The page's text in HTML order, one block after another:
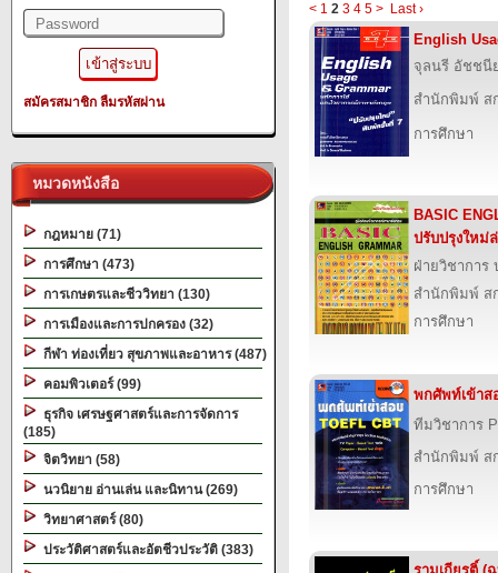
สมัครสมาชิก ลืมรหัสผ่าน
หมวดหนังสือ
กฎหมาย (71)
การศึกษา (473)
การเกษตรและชีววิทยา (130)
การเมืองและการปกครอง (32)
กีฬา ท่องเที่ยว สุขภาพและอาหาร (487)
คอมพิวเตอร์ (99)
ธุรกิจ เศรษฐศาสตร์และการจัดการ
(185)
จิตวิทยา (58)
นวนิยาย อ่านเล่น และนิทาน (269)
วิทยาศาสตร์ (80)
ประวัติศาสตร์และอัตชีวประวัติ (383)
< 1 2 3 4 5 > Last ›
English
จุลนรี อัชชนี
สำนักพิมพ์ ส
การศึกษา
BASIC
ปรับปรุงใหม่
ฝ่ายวิชาการ
สำนักพิมพ์ ส
การศึกษา
พกศัพท์เข้าส
ทีมวิชาการ
สำนักพิมพ์ ส
การศึกษา